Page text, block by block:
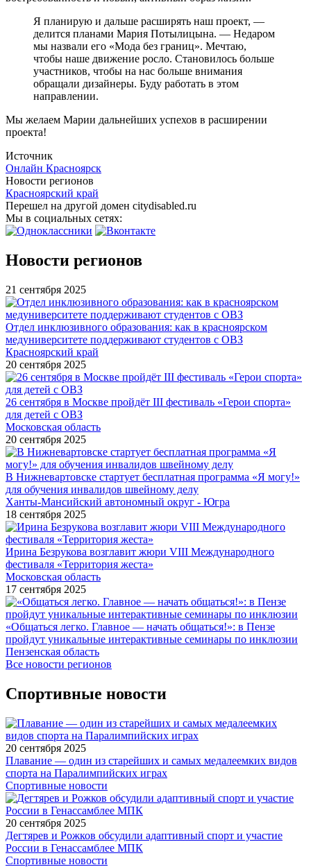
Я планирую и дальше расширять наш проект, —
делится планами Мария Потылицына. — Недаром
мы назвали его «Мода без границ». Мечтаю,
чтобы наше движение росло. Становилось больше
участников, чтобы на нас больше внимания
обращали дизайнеры. Буду работать в этом
направлении.
Мы желаем Марии дальнейших успехов в расширении
проекта!
Источник
Онлайн Красноярск
Новости регионов
Красноярский край
Перешел на другой домен citydisabled.ru
Мы в социальных сетях:
Новости регионов
21 сентября 2025
Отдел инклюзивного образования: как в красноярском
медуниверситете поддерживают студентов с ОВЗ
Красноярский край
20 сентября 2025
26 сентября в Москве пройдёт III фестиваль «Герои спорта»
для детей с ОВЗ
Московская область
20 сентября 2025
В Нижневартовске стартует бесплатная программа «Я могу!»
для обучения инвалидов швейному делу
Ханты-Мансийский автономный округ - Югра
18 сентября 2025
Ирина Безрукова возглавит жюри VIII Международного
фестиваля «Территория жеста»
Московская область
17 сентября 2025
«Общаться легко. Главное — начать общаться!»: в Пензе
пройдут уникальные интерактивные семинары по инклюзии
Пензенская область
Все новости регионов
Спортивные новости
20 сентября 2025
Плавание — один из старейших и самых медалеемких видов
спорта на Паралимпийских играх
Спортивные новости
20 сентября 2025
Дегтярев и Рожков обсудили адаптивный спорт и участие
России в Генассамблее МПК
Спортивные новости